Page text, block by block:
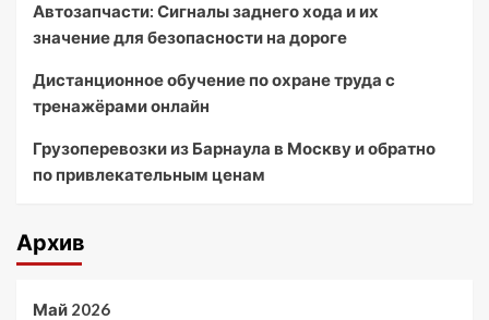
Автозапчасти: Сигналы заднего хода и их
значение для безопасности на дороге
Дистанционное обучение по охране труда с
тренажёрами онлайн
Грузоперевозки из Барнаула в Москву и обратно
по привлекательным ценам
Архив
Май 2026